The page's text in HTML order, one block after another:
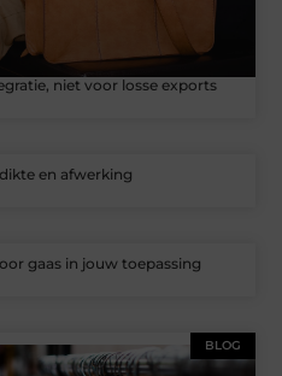
niet voor losse exports
en afwerking
gaas in jouw toepassing
BLOG